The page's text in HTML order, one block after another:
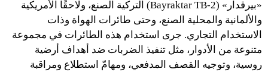
«بيرقدار» (Bayraktar TB-2) التركية الصنع، ولاحقًا الأمريكية
والألمانية والمحلية الصنع، وحتى طائرات الهواة وذات
الاستخدام التجاري. جرى استخدام هذه الطائرات في مجموعة
متنوعة من الأدوار، مثل تنفيذ الضربات ضد أهداف أرضية
روسية، وتوجيه القصف المدفعي، ومهامّ استطلاع ومراقبة